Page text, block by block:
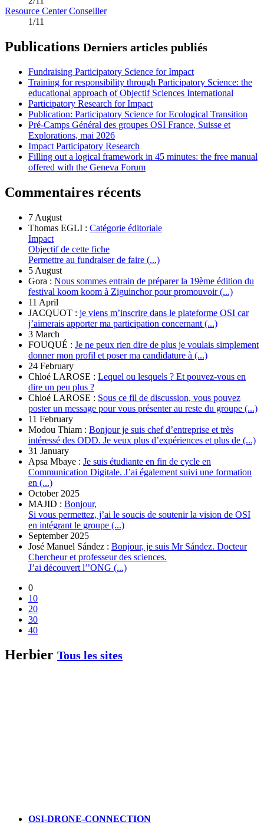
Resource Center Conseiller
1/11
Publications Derniers articles publiés
Fundraising Participatory Science for Impact
Training for responsibility through Participatory Science: the
educational approach of Objectif Sciences International
Participatory Research for Impact
Publication: Participatory Science for Ecological Transition
Pré-Camps Général des groupes OSI France, Suisse et
Explorations, mai 2026
Impact Participatory Research
Filling out a logical framework in 45 minutes: the free manual
offered with the Geneva Forum
Commentaires récents
7 August
Thomas EGLI : Catégorie éditoriale
Impact
Objectif de cette fiche
Permettre au fundraiser de faire (...)
5 August
Gora : Nous sommes entrain de préparer la 19ème édition du
festival koom koom à Ziguinchor pour promouvoir (...)
11 April
JACQUOT : je viens m’inscrire dans le plateforme OSI car
j’aimerais apporter ma participation concernant (...)
3 March
FOUQUÉ : Je ne peux rien dire de plus je voulais simplement
donner mon profil et poser ma candidature à (...)
24 February
Chloé LAROSE : Lequel ou lesquels ? Et pouvez-vous en
dire un peu plus ?
Chloé LAROSE : Sous ce fil de discussion, vous pouvez
poster un message pour vous présenter au reste du groupe (...)
11 February
Modou Thiam : Bonjour je suis chef d’entreprise et très
intéressé des ODD. Je veux plus d’expériences et plus de (...)
31 January
Apsa Mbaye : Je suis étudiante en fin de cycle en
Communication Digitale. J’ai également suivi une formation
en (...)
October 2025
MAJID : Bonjour,
Si vous permettez, j’ai le soucis de soutenir la vision de OSI
en intégrant le groupe (...)
September 2025
José Manuel Sández : Bonjour, je suis Mr Sández. Docteur
Chercheur et professeur des sciences.
J’ai découvert l’’ONG (...)
0
10
20
30
40
Herbier Tous les sites
OSI-DRONE-CONNECTION